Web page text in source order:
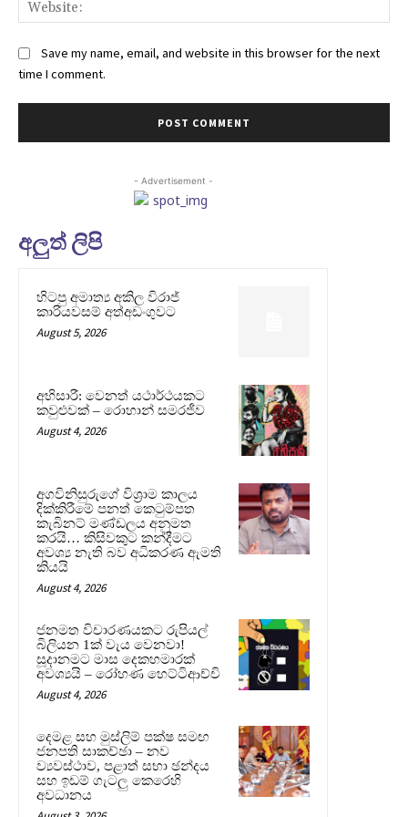
Save my name, email, and website in this browser for the next
time I comment.
- Advertisement -
අලුත් ලිපි
හිටපු අමාත්‍ය අකිල විරාජ්
කාරියවසම් අත්අඩංගුවට
August 5, 2026
අභිසාරී: වෙනත් යථාර්ථයකට
කවුළුවක් – රොහාන් සමරජීව
August 4, 2026
අගවිනිසුරුගේ විශ්‍රාම කාලය
දික්කිරීමේ පනත් කෙටුම්පත
කැබිනට් මණ්ඩලය අනුමත
කරයි… කිසිවකුට කන්දීමට
අවශ්‍ය නැති බව අධිකරණ ඇමති
කියයි
August 4, 2026
ජනමත විචාරණයකට රුපියල්
බිලියන 1ක් වැය වෙනවා!
සූදානමට මාස දෙකහමාරක්
අවශ්‍යයි – රෝහණ හෙට්ටිආච්චි
August 4, 2026
දෙමළ සහ මුස්ලිම් පක්ෂ සමඟ
ජනපති සාකච්ඡා – නව
ව්‍යවස්ථාව, පළාත් සභා ඡන්දය
සහ ඉඩම් ගැටලු කෙරෙහි
අවධානය